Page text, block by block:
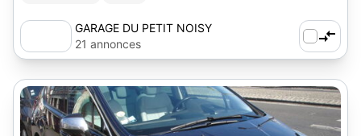
GARAGE DU PETIT NOISY
21 annonces